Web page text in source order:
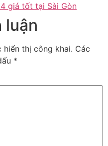
giá tốt tại Sài Gòn
luận
hiển thị công khai. Các
*